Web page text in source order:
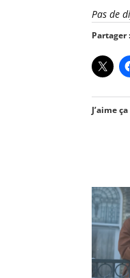
Pas de
Partager :
J’aime ça